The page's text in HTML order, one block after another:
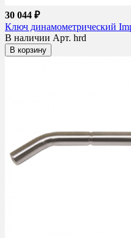
30 044 ₽
Ключ динамометрический
В наличии Арт. hrd
В корзину